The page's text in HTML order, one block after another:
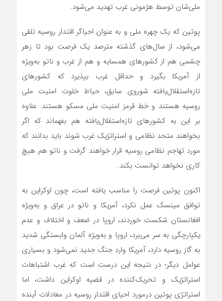
ملی‌شان توسط هژمونی غرب تهدید می‌شود.
پوتین که یک چهره ملی و به عنوان احیاگر اقتدار روسیه تلقی
می‌شود، از سال‌های گذشته مترصد یک فرصت بود تا زهر
چشمی هم از کشور‌های همسایه و هم از غرب و ناتو به‌ویژه
از آمریکا بگیرد و حداقل غرب بپذیرد که کشور‌های
تازه‌استقلال‌یافته شوروی سابق، حیاط خلوت امنیت ملی
روسیه هستند و خط قرمز امنیت ملی مسکو هستند. علاوه
بر این به کشور‌های تازه‌استقلال‌یافته هم بفهماند که اگر
بخواهند متحد نظامی و استراتژیک غرب شوند باید بدانند که
مورد تهاجم نظامی روسیه قرار خواهند گرفت و ناتو هم هیچ
کاری نخواهد توانست بکند.
اکنون پوتین فرصت را مناسب یافته است، چون اوکراین به
توافق مینسک عمل نکرد، آمریکا و ناتو در عراق و به‌ویژه
افغانستان شکست خوردند، اروپا در ضعف و اختلاف و عدم
یکپارچگی به سر می‌برد، اروپا و به‌ویژه آلمان وابستگی شدید
به گاز روسیه دارد، آمریکا وارد جنگ جدید نمی‌شود و بسیاری
عوامل دیگر؛ در نتیجه این درست است که غرب اشتباهات
استراتژیک و تحریک‌کننده در قضیه اوکراین داشت، اما
استراتژی پوتین درمورد احیای اقتدار روسیه در معادلات آینده